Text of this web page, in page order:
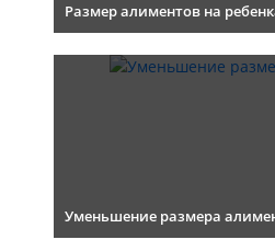
Размер алиментов на
Уменьшение размера